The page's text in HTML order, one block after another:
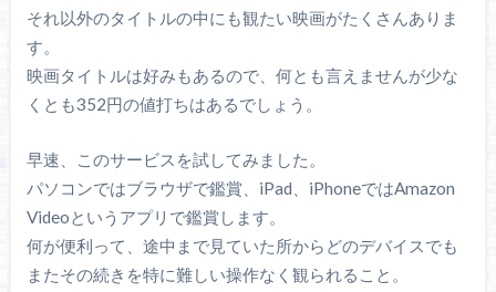
それ以外のタイトルの中にも観たい映画がたくさんありま
す。
映画タイトルは好みもあるので、何とも言えませんが少な
くとも352円の値打ちはあるでしょう。
早速、このサービスを試してみました。
パソコンではブラウザで鑑賞、iPad、iPhoneではAmazon
Videoというアプリで鑑賞します。
何が便利って、途中まで見ていた所からどのデバイスでも
またその続きを特に難しい操作なく観られること。